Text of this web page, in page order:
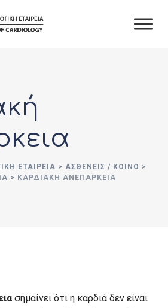
ΕΤΑΙΡΕΊΑ > ΑΣΘΕΝΕΊΣ / ΚΟΙΝΌ >
> ΚΑΡΔΙΑΚΉ ΑΝΕΠΆΡΚΕΙΑ
σημαίνει ότι η καρδιά δεν είναι